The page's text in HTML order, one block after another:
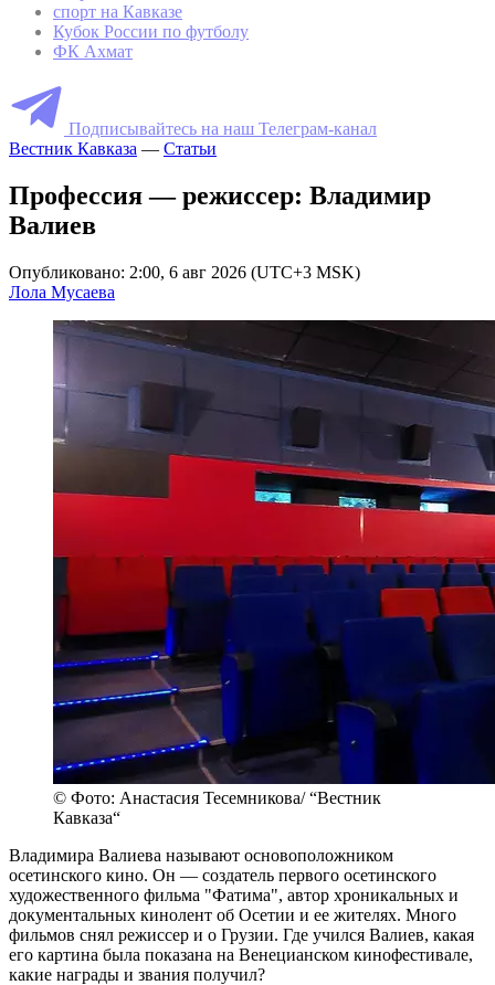
спорт на Кавказе
Кубок России по футболу
ФК Ахмат
Подписывайтесь на наш Телеграм-канал
Вестник Кавказа — Статьи
Профессия — режиссер: Владимир
Валиев
Опубликовано: 2:00, 6 авг 2026 (UTC+3 MSK)
Лола Мусаева
© Фото: Анастасия Тесемникова/ “Вестник
Кавказа“
Владимира Валиева называют основоположником
осетинского кино. Он — создатель первого осетинского
художественного фильма "Фатима", автор хроникальных и
документальных кинолент об Осетии и ее жителях. Много
фильмов снял режиссер и о Грузии. Где учился Валиев, какая
его картина была показана на Венецианском кинофестивале,
какие награды и звания получил?